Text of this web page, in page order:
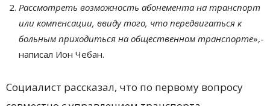
Рассмотреть возможность абонемента на транспорт
или компенсации, ввиду того, что передвигаться к
больным приходиться на общественном транспорте»,-
написал Ион Чебан.
Социалист рассказал, что по первому вопросу